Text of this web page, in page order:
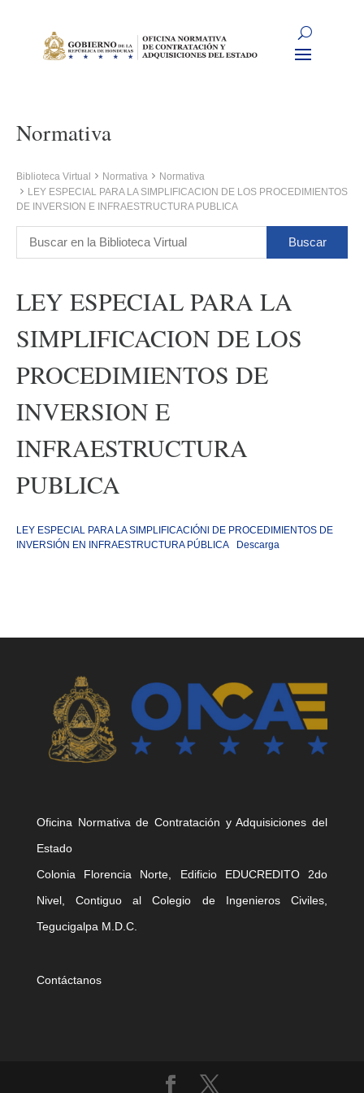
Normativa
Biblioteca Virtual Normativa
Normativa
LEY ESPECIAL PARA LA SIMPLIFICACION DE LOS PROCEDIMIENTOS
DE INVERSION E INFRAESTRUCTURA PUBLICA
LEY ESPECIAL PARA LA
SIMPLIFICACION DE LOS
PROCEDIMIENTOS DE
INVERSION E
INFRAESTRUCTURA
PUBLICA
LEY ESPECIAL PARA LA SIMPLIFICACIÓNl DE PROCEDIMIENTOS DE
INVERSIÓN EN INFRAESTRUCTURA PÚBLICA
Descarga
Oficina Normativa de Contratación y Adquisiciones del
Estado
Colonia Florencia Norte, Edificio EDUCREDITO 2do
Nivel, Contiguo al Colegio de Ingenieros Civiles,
Tegucigalpa M.D.C.
Contáctanos